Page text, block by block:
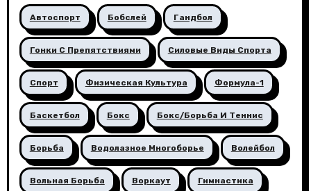
Автоспорт Бобслей Гандбол
Гонки С Препятствиями Силовые Виды Спорта
Спорт Физическая Культура Формула-1
Баскетбол Бокс Бокс/борьба И Теннис
Борьба Водолазное Многоборье Волейбол
Вольная Борьба Воркаут Гимнастика